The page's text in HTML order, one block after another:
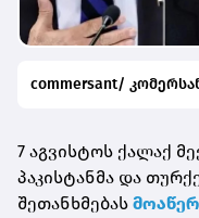
commersant/
7 აგვისტოს ქალაქ
პაკისტანმა და
შეთანხმებას